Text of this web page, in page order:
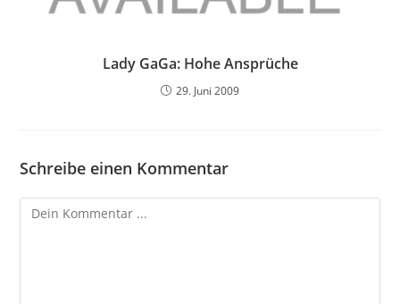
Lady GaGa: Hohe Ansprüche
29. Juni 2009
Schreibe einen Kommentar
Kommentieren